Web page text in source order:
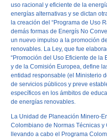
uso racional y eficiente de la
energías alternativas y se dictan
la creación del “Programa de Uso
demás formas de Energís No
un nuevo impulso a la promoción
renovables. La Ley, que fue
“Promoción del Uso Eficiente de la
y de la Comisión Europea, define
entidad responsable (el Ministerio
de servicios públicos y preve
específicos en los ámbitos de
de energías renovables.
La Unidad de Planeación Minero-
Colombiano de Normas Técnicas y
llevando a cabo el Programa